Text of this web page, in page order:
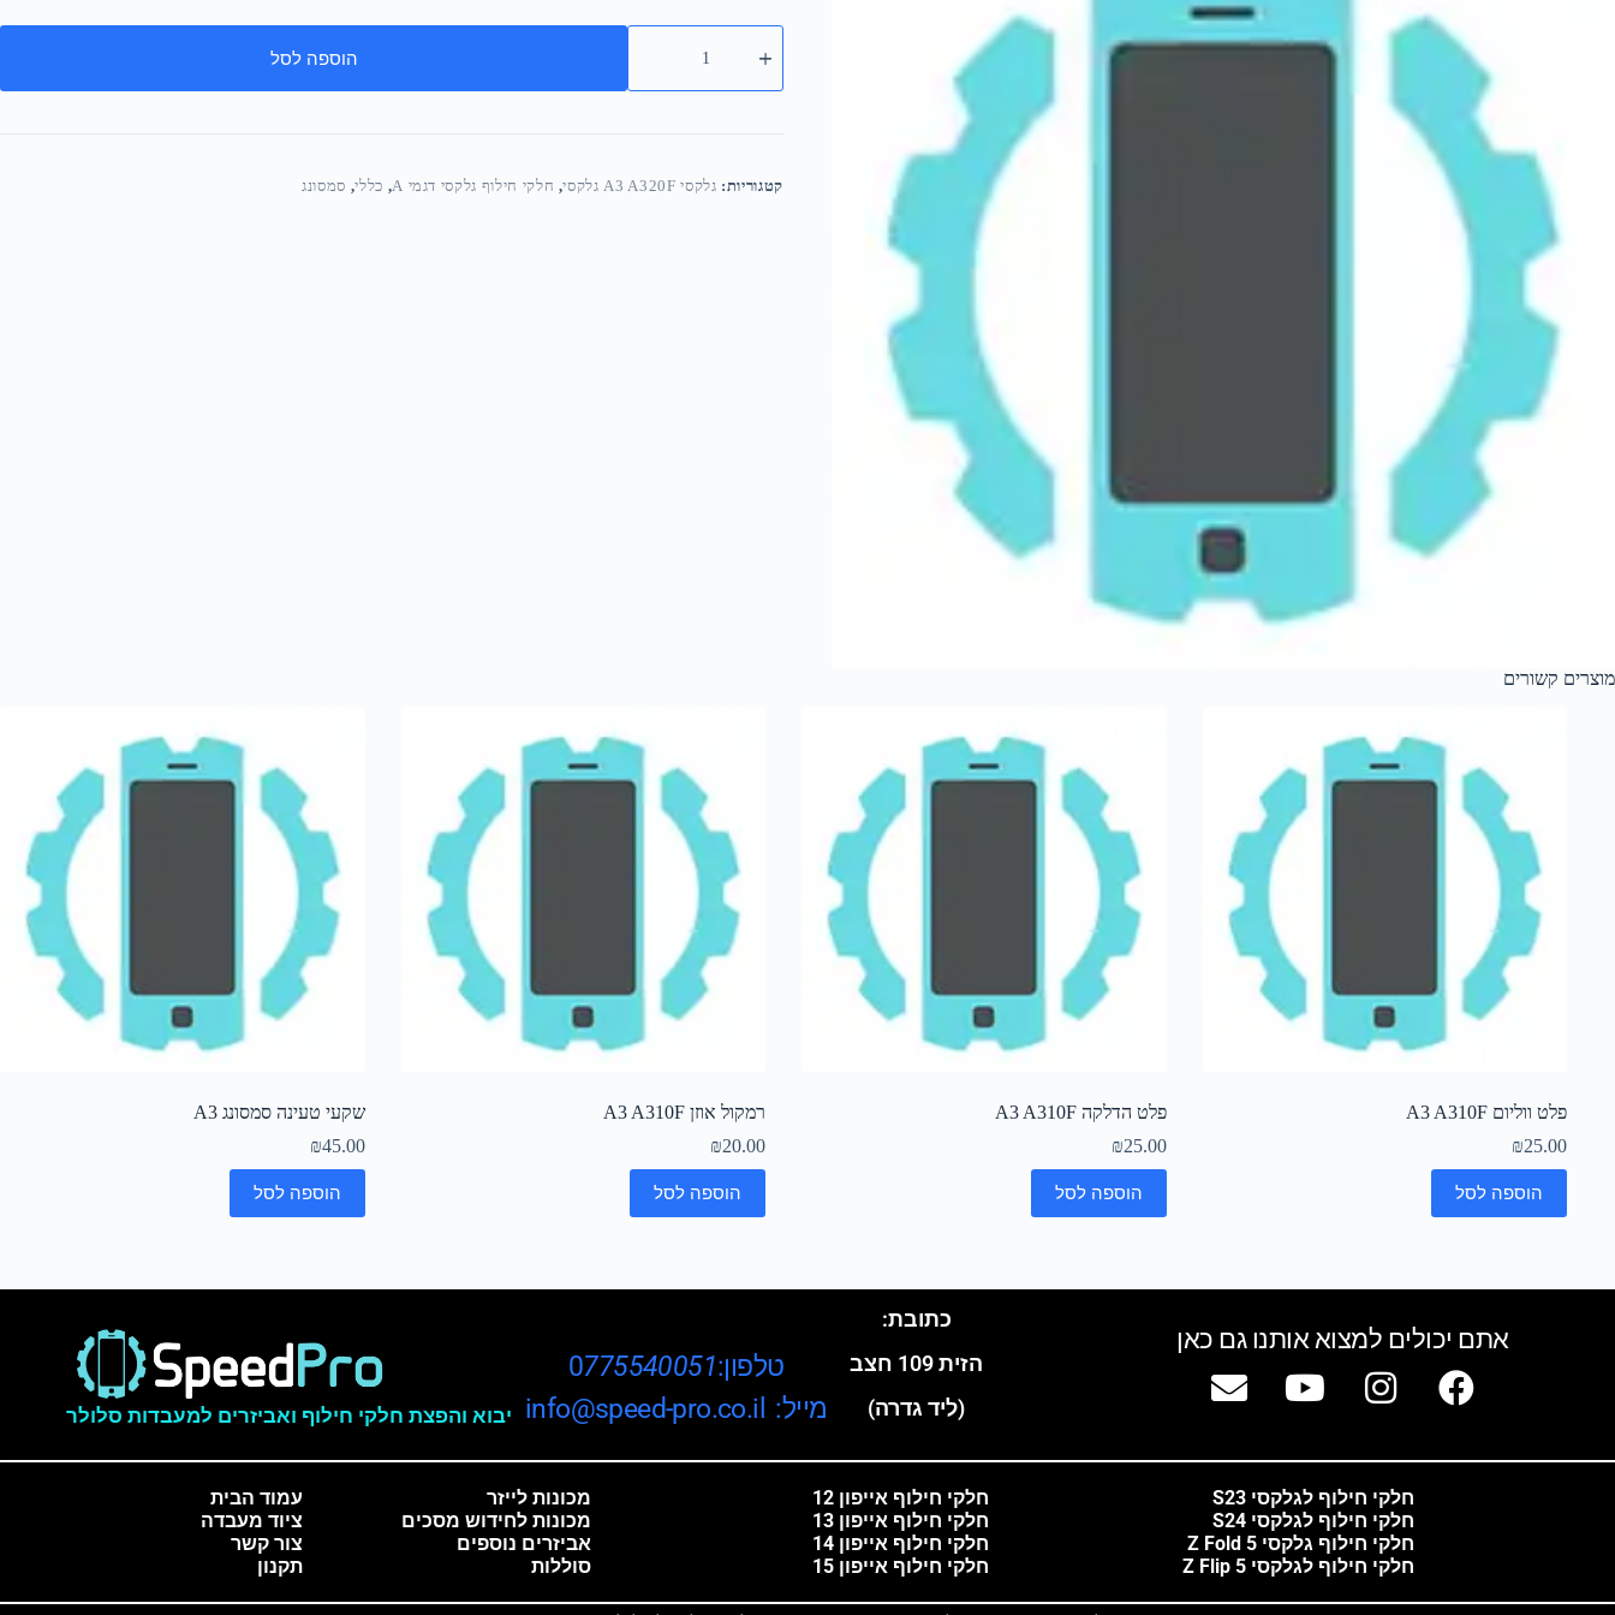
הוספה לסל
קטגוריות: גלקסי A3 A320F גלקסי , חלקי חילוף גלקסי דגמי A , כללי, סמסונג
מוצרים קשורים
פלט ווליום A3 A310F
₪25.00
הוספה לסל
פלט הדלקה A3 A310F
₪25.00
הוספה לסל
רמקול אוזן A3 A310F
₪20.00
הוספה לסל
שקעי טעינה סמסונג A3
₪45.00
הוספה לסל
אתם יכולים למצוא אותנו גם כאן
יבוא והפצת חלקי חילוף ואביזרים למעבדות סלולר
טלפון:0775540051
מייל: info@speed-pro.co.il
כתובת:
הזית 109 חצב
(ליד גדרה)
עמוד הבית
ציוד מעבדה
צור קשר
תקנון
מכונות לייזר
מכונות לחידוש מסכים
אביזרים נוספים
סוללות
חלקי חילוף אייפון 12
חלקי חילוף אייפון 13
חלקי חילוף אייפון 14
חלקי חילוף אייפון 15
חלקי חילוף לגלקסי S23
חלקי חילוף לגלקסי S24
חלקי חילוף גלקסי Z Fold 5
חלקי חילוף לגלקסי Z Flip 5